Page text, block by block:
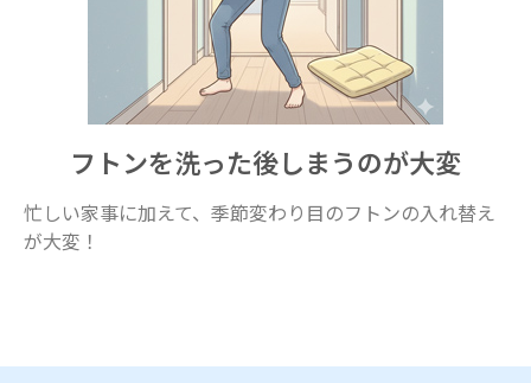
フトンを洗った後しまうのが大変
忙しい家事に加えて、季節変わり目のフトンの入れ替え
が大変！